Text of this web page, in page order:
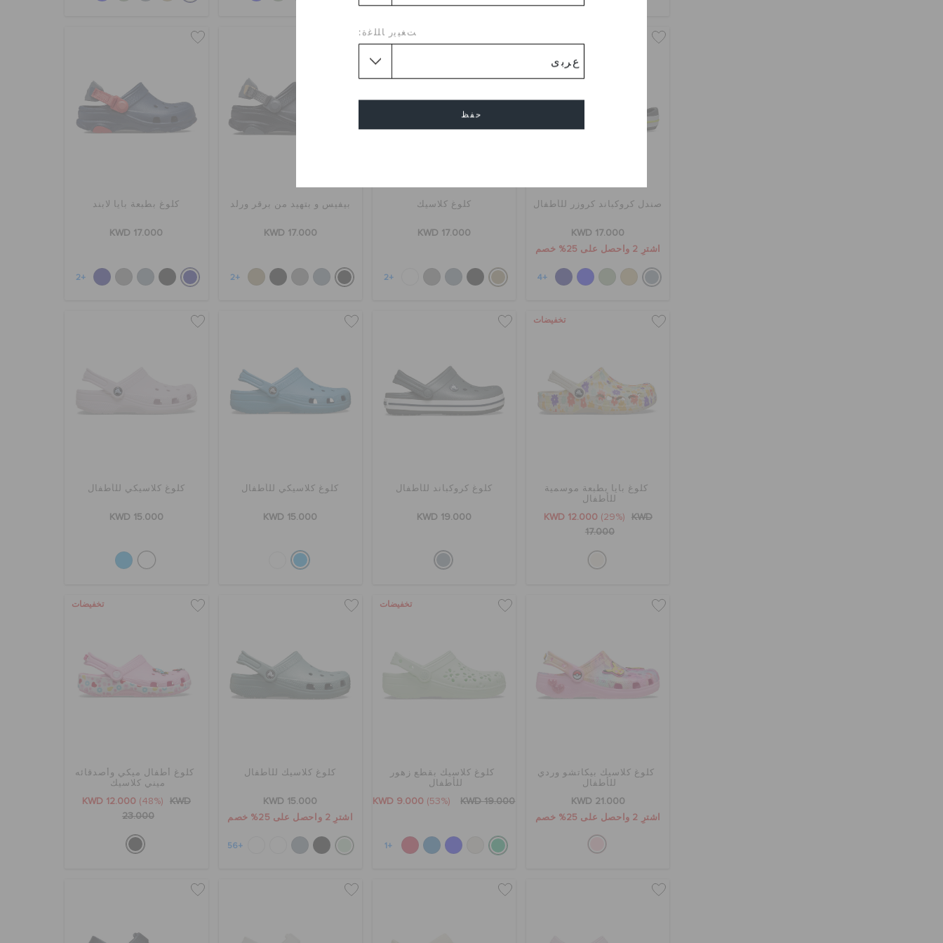
ﺖﻐﻴﻳﺭ ﺎﻠﻠﻏﺓ:
حفظ
صندل كروكباند كروزر للأطفال
KWD 17.000
اشترِ 2 واحصل على 25% خصم
+4
كلوغ كلاسيك
KWD 17.000
+2
بيفيس و بتهيد من برقر ورلد
KWD 17.000
+2
كلوغ بطبعة بايا لابند
KWD 17.000
+2
تخفيضات
كلوغ بايا بطبعة موسمية
للأطفال
KWD 12.000 (29%)
KWD
17.000
كلوغ كروكباند للأطفال
KWD 19.000
كلوغ كلاسيكي للأطفال
KWD 15.000
كلوغ كلاسيكي للأطفال
KWD 15.000
كلوغ كلاسيك بيكاتشو وردي
للأطفال
KWD 21.000
اشترِ 2 واحصل على 25% خصم
تخفيضات
كلوغ كلاسيك بقطع زهور
للأطفال
KWD 9.000 (53%) KWD 19.000
+1
كلوغ كلاسيك للأطفال
KWD 15.000
اشترِ 2 واحصل على 25% خصم
+56
تخفيضات
كلوغ أطفال ميكي وأصدقائه
ميني كلاسيك
KWD 12.000 (48%)
KWD
23.000